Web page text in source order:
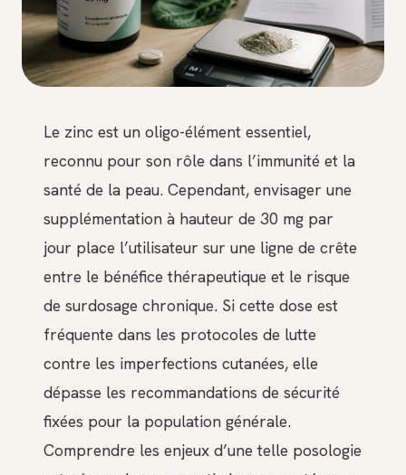
Le zinc est un oligo-élément essentiel,
reconnu pour son rôle dans l’immunité et la
santé de la peau. Cependant, envisager une
supplémentation à hauteur de 30 mg par
jour place l’utilisateur sur une ligne de crête
entre le bénéfice thérapeutique et le risque
de surdosage chronique. Si cette dose est
fréquente dans les protocoles de lutte
contre les imperfections cutanées, elle
dépasse les recommandations de sécurité
fixées pour la population générale.
Comprendre les enjeux d’une telle posologie